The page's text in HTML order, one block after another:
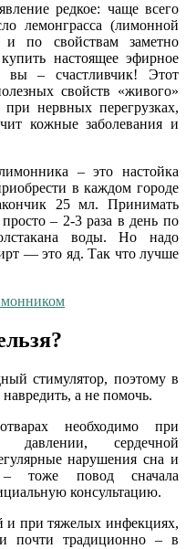
редкое: чаще всего
лемонграсса (лимонной
по свойствам заметно
настоящее эфирное
вы – счастливчик! Этот
свойств «живого»
нервных перегрузках,
кожные заболевания и
– это настойка
в каждом городе
25 мл. Принимать
– 2-3 раза в день по
воды. Но надо
— это яд. Так что лучше
стимулятор, поэтому в
а не помочь.
необходимо при
давлении, сердечной
нарушения сна и
– тоже повод сначала
консультацию.
и при тяжелых инфекциях,
почти традиционно – в